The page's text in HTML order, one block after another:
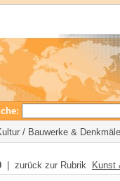
/ Bauwerke &
| zurück zur Rubrik Kunst